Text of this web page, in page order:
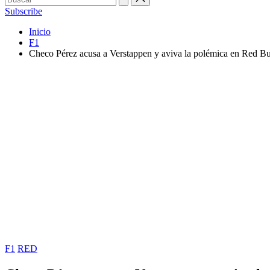
Subscribe
Inicio
F1
Checo Pérez acusa a Verstappen y aviva la polémica en Red
Publicada
F1 RED